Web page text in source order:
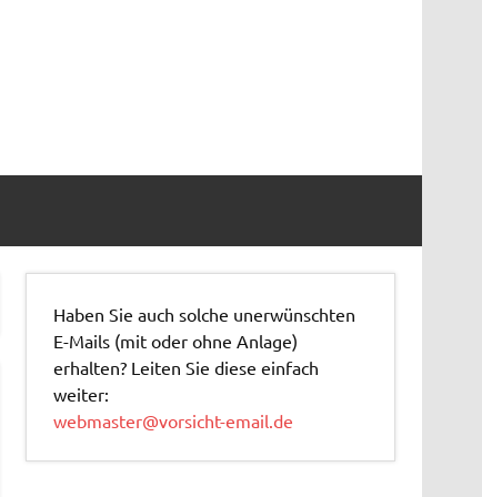
Haben Sie auch solche unerwünschten
E-Mails (mit oder ohne Anlage)
erhalten? Leiten Sie diese einfach
weiter:
webmaster@vorsicht-email.de